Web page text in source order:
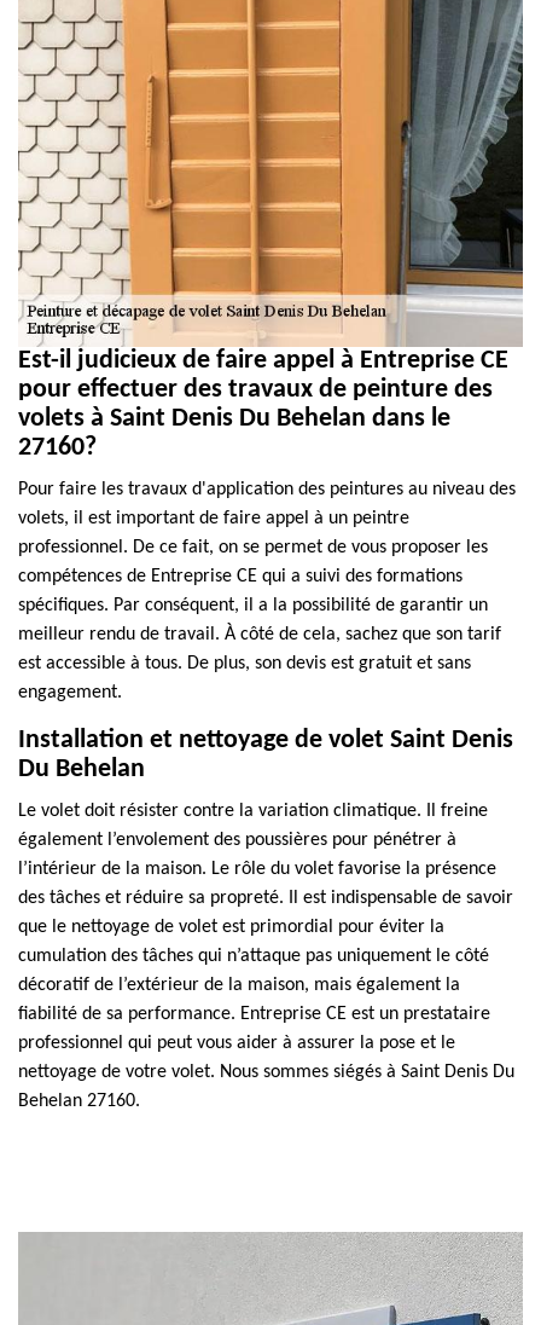
Est-il judicieux de faire appel à Entreprise CE
pour effectuer des travaux de peinture des
volets à Saint Denis Du Behelan dans le
27160?
Pour faire les travaux d'application des peintures au niveau des
volets, il est important de faire appel à un peintre
professionnel. De ce fait, on se permet de vous proposer les
compétences de Entreprise CE qui a suivi des formations
spécifiques. Par conséquent, il a la possibilité de garantir un
meilleur rendu de travail. À côté de cela, sachez que son tarif
est accessible à tous. De plus, son devis est gratuit et sans
engagement.
Installation et nettoyage de volet Saint Denis
Du Behelan
Le volet doit résister contre la variation climatique. Il freine
également l’envolement des poussières pour pénétrer à
l’intérieur de la maison. Le rôle du volet favorise la présence
des tâches et réduire sa propreté. Il est indispensable de savoir
que le nettoyage de volet est primordial pour éviter la
cumulation des tâches qui n’attaque pas uniquement le côté
décoratif de l’extérieur de la maison, mais également la
fiabilité de sa performance. Entreprise CE est un prestataire
professionnel qui peut vous aider à assurer la pose et le
nettoyage de votre volet. Nous sommes siégés à Saint Denis Du
Behelan 27160.